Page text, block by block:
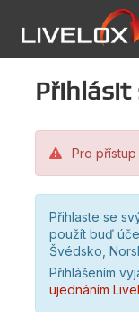
Přihlásit
Pro
Přihlaste se
použít buď
Švédsko,
Přihlášením
ujednáním